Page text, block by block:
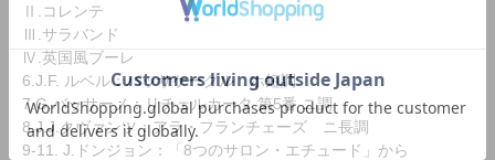
Ⅱ.コレンテ
Ⅲ.サラバンド
Ⅳ.英国風ブーレ
6.J.F. ルベル：パッサケーグル ホ短調
7.G.バッサーノ：リチェルカータ 第5番 ニ調
8.J.J.クヴァンツ：アラ・フランチェーズ ニ長調
9-11. J.ドンジョン：「8つのサロン・エチュード」から